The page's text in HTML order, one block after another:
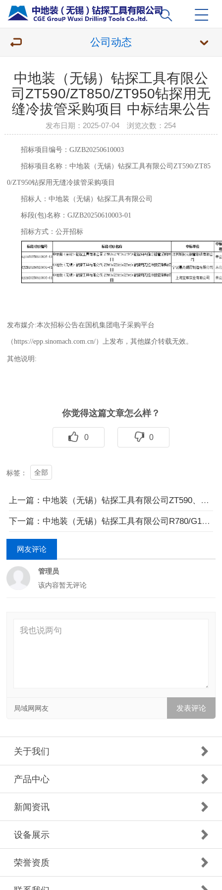
公司动态
中地装（无锡）钻探工具有限公
司ZT590/ZT850/ZT950钻探用无
缝冷拔管采购项目 中标结果公告
发布日期：2025-07-04 浏览次数： 254
招标项目编号：GJZB20250610003
招标项目名称：中地装（无锡）钻探工具有限公司ZT590/ZT85
0/ZT950钻探用无缝冷拔管采购项目
招标人：中地装（无锡）钻探工具有限公司
标段(包)名称：GJZB20250610003-01
招标方式：公开招标
发布媒介:本次招标公告在国机集团电子采购平台
（https://epp.sinomach.com.cn/）上发布，其他媒介转载无效。
其他说明 :
你觉得这篇文章怎么样？
0 0
标签： 全部
上一篇：中地装（无锡）钻探工具有限公司ZT590、ZT850、ZT950钻探用无缝冷拔管采购项目公开招标公告
下一篇：中地装（无锡）钻探工具有限公司R780/G105/S135钻探用无缝热轧管采购项目---物资类
网友评论
管理员
该内容暂无评论
局域网网友
关于我们
产品中心
新闻资讯
设备展示
荣誉资质